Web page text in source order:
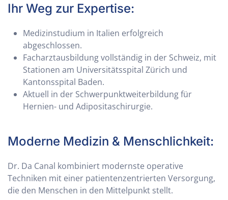
Ihr Weg zur Expertise:
Medizinstudium in Italien erfolgreich
abgeschlossen.
Facharztausbildung vollständig in der Schweiz, mit
Stationen am Universitätsspital Zürich und
Kantonsspital Baden.
Aktuell in der Schwerpunktweiterbildung für
Hernien- und Adipositaschirurgie.
Moderne Medizin & Menschlichkeit:
Dr. Da Canal kombiniert modernste operative
Techniken mit einer patientenzentrierten Versorgung,
die den Menschen in den Mittelpunkt stellt.